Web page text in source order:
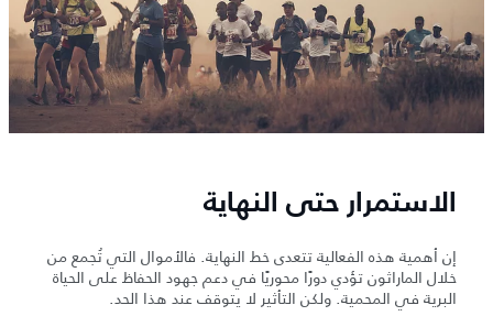
الاستمرار حتى النهاية
إن أهمية هذه الفعالية تتعدى خط النهاية. فالأموال التي تُجمع من
خلال الماراثون تؤدي دورًا محوريًا في دعم جهود الحفاظ على الحياة
البرية في المحمية. ولكن التأثير لا يتوقف عند هذا الحد.